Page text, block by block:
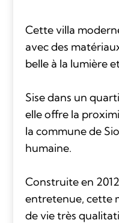
Cette villa
avec des
belle à la lumière
Sise dans un
elle offre la
la commune de
humaine.
Construite en
entretenue, cette
de vie très